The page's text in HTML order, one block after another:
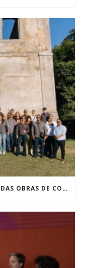
VISITA TÉCNICA MARCA ENTREGA DAS OBRAS DE CONSOLIDAÇÃO DAS RUÍNAS DA IGREJA DE SÃO JOSÉ DA BOA MORTE